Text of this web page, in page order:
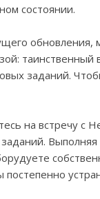
состоянии.
обновления,
таинственный
заданий.
на встречу с